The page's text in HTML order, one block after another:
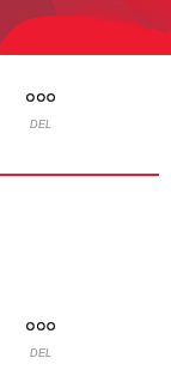
DEL
DEL